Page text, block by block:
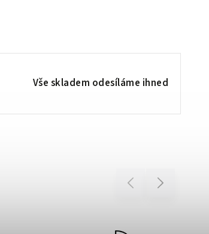
Vše skladem odesíláme ihned
Previous Next